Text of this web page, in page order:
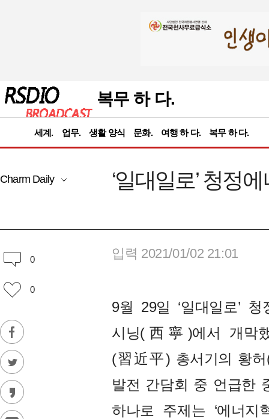
복무 하 다.
세계. 업무. 생활 양식 문화. 여행 하 다. 복무 하 다.
Charm Daily ‘일대일로’ 청정
0
0
입력 2021/01/02 21:01
9월 29일 ‘일대일로’
시닝(西寧)에서 개막
(習近平) 총서기의 황
발전 간담회 중 언급한
하나로 주제는 ‘에너